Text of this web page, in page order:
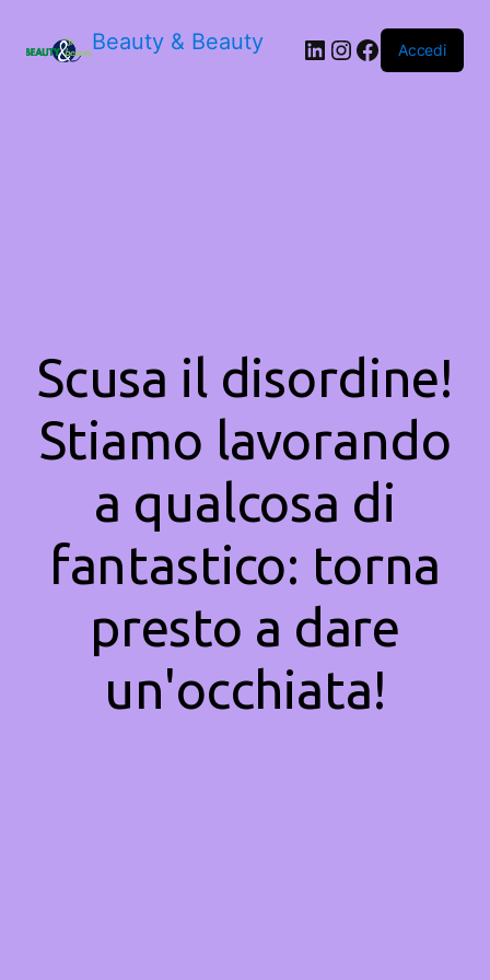
Beauty & Beauty LinkedIn
Instagram
Facebook
Accedi
Scusa il disordine!
Stiamo lavorando
a qualcosa di
fantastico: torna
presto a dare
un'occhiata!